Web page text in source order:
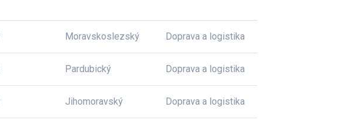
Moravskoslezský Doprava a logistika
Pardubický Doprava a logistika
Jihomoravský Doprava a logistika